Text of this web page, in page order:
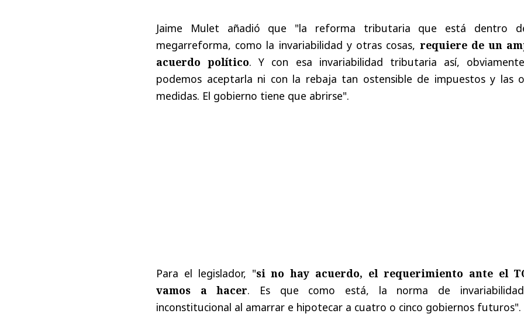
Jaime Mulet añadió que "la reforma tributaria que está dentro
megarreforma, como la invariabilidad y otras cosas, requiere de un
acuerdo político. Y con esa invariabilidad tributaria así,
podemos aceptarla ni con la rebaja tan ostensible de impuestos y las
medidas. El gobierno tiene que abrirse".
Para el legislador, "si no hay acuerdo, el requerimiento ante el
vamos a hacer. Es que como está, la norma de
inconstitucional al amarrar e hipotecar a cuatro o cinco gobiernos futuros".